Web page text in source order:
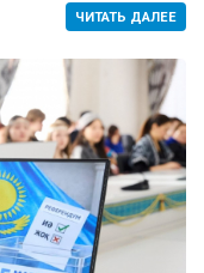
ЧИТАТЬ ДАЛЕЕ